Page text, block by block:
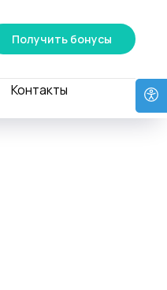
Получить бонусы
Контакты